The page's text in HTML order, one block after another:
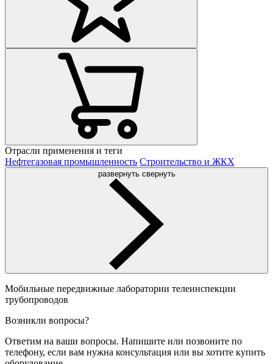
Отрасли применения и теги
Нефтегазовая промышленность Строительство и ЖКХ
развернуть свернуть
Мобильные передвижные лаборатории телеинспекции
трубопроводов
Возникли вопросы?
Ответим на ваши вопросы. Напишите или позвоните по
телефону, если вам нужна консультация или вы хотите купить